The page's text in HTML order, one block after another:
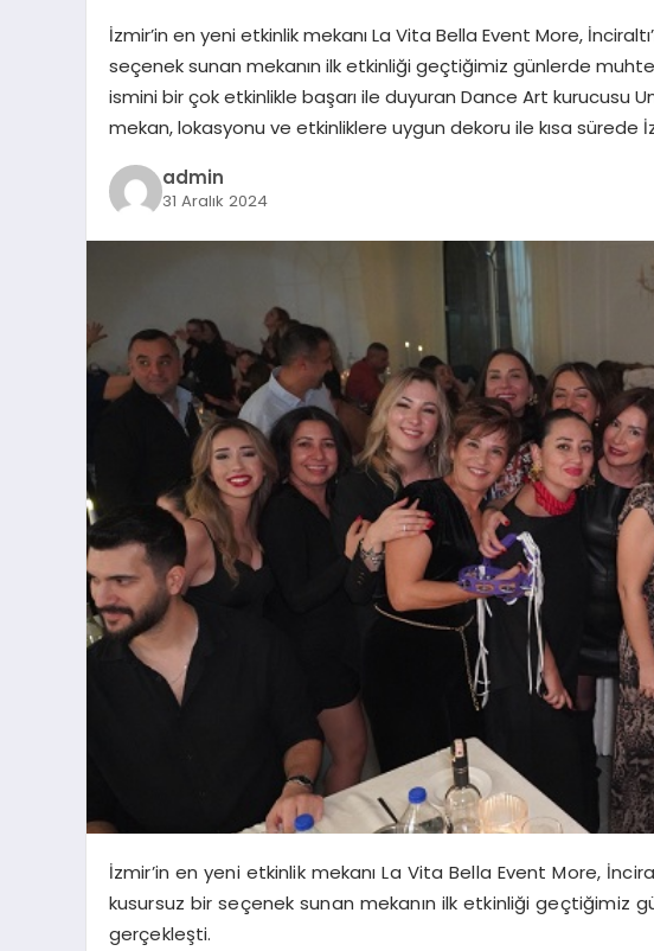
İzmir’in en yeni etkinlik mekanı La Vita Bella Event More,
seçenek sunan mekanın ilk etkinliği geçtiğimiz günlerde
ismini bir çok etkinlikle başarı ile duyuran Dance Art kurucusu
mekan, lokasyonu ve etkinliklere uygun dekoru ile kısa sürede
admin
31 Aralık 2024
İzmir’in en yeni etkinlik mekanı La Vita Bella Event More,
kusursuz bir seçenek sunan mekanın ilk etkinliği geçtiğimiz
gerçekleşti.